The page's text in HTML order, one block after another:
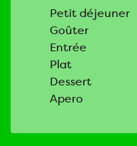
Petit déjeuner
Goûter
Entrée
Plat
Dessert
Apero